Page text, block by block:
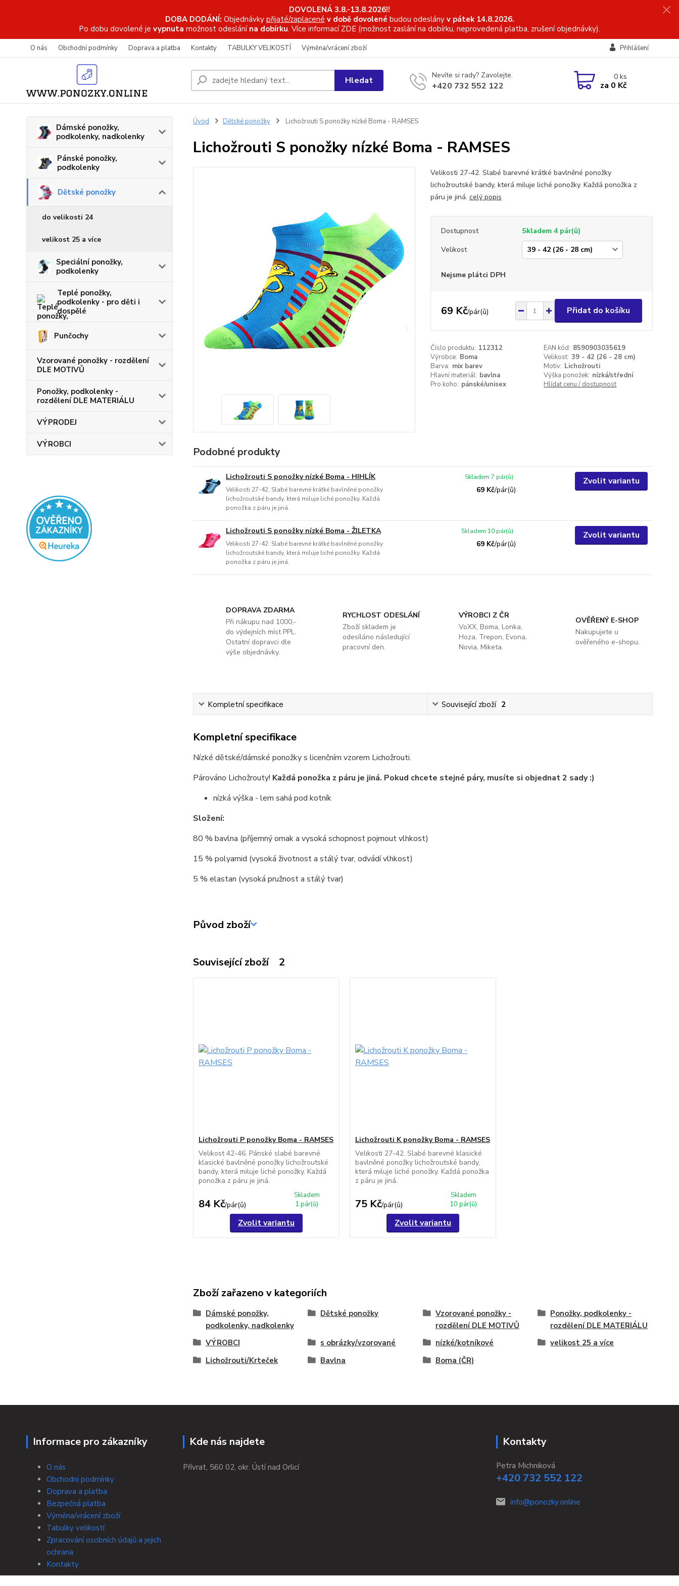
DOVOLENÁ 3.8.-13.8.2026!!
DOBA DODÁNÍ: Objednávky přijaté/zaplacené v době dovolené budou odeslány v pátek 14.8.2026.
Po dobu dovolené je vypnuta možnost odeslání na dobírku. Více informací ZDE (možnost zaslání na dobírku, neprovedená platba, zrušení objednávky).
O nás Obchodní podmínky Doprava a platba Kontakty TABULKY VELIKOSTÍ Výměna/vrácení zboží Přihlášení
Hledat Nevíte si rady? Zavolejte.
+420 732 552 122
0ks
za 0 Kč
Dámské ponožky,
podkolenky, nadkolenky
Pánské ponožky,
podkolenky
Dětské ponožky
do velikosti 24
velikost 25 a více
Speciální ponožky,
podkolenky
Teplé ponožky,
podkolenky - pro děti i
dospělé
Punčochy
Vzorované ponožky - rozdělení
DLE MOTIVŮ
Ponožky, podkolenky -
rozdělení DLE MATERIÁLU
VÝPRODEJ
VÝROBCI
Úvod Dětské ponožky Lichožrouti S ponožky nízké Boma - RAMSES
Lichožrouti S ponožky nízké Boma - RAMSES
Velikosti 27-42. Slabé barevné krátké bavlněné ponožky
lichožroutské bandy, která miluje liché ponožky. Každá ponožka z
páru je jiná. celý popis
Dostupnost
Skladem 4 pár(ů)
Velikost
Nejsme plátci DPH
69 Kč/pár(ů) Přidat do košíku
Číslo produktu: 112312 EAN kód: 8590903035619
Výrobce: Boma Velikost: 39 - 42 (26 - 28 cm)
Barva: mix barev Motiv: Lichožrouti
Hlavní materiál: bavlna Výška ponožek: nízká/střední
Pro koho: pánské/unisex Hlídat cenu / dostupnost
Podobné produkty
Lichožrouti S ponožky nízké Boma - HIHLÍK
Velikosti 27-42. Slabé barevné krátké bavlněné ponožky
lichožroutské bandy, která miluje liché ponožky. Každá
ponožka z páru je jiná.
69 Kč/pár(ů)
Skladem 7 pár(ů) Zvolit variantu
Lichožrouti S ponožky nízké Boma - ŽILETKA
Velikosti 27-42. Slabé barevné krátké bavlněné ponožky
lichožroutské bandy, která miluje liché ponožky. Každá
ponožka z páru je jiná.
69 Kč/pár(ů)
Skladem 10 pár(ů) Zvolit variantu
DOPRAVA ZDARMA
Při nákupu nad 1000,-
do výdejních míst PPL.
Ostatní dopravci dle
výše objednávky.
RYCHLOST ODESLÁNÍ
Zboží skladem je
odesíláno následující
pracovní den.
VÝROBCI Z ČR
VoXX, Boma, Lonka,
Hoza, Trepon, Evona,
Novia, Miketa.
OVĚŘENÝ E-SHOP
Nakupujete u
ověřeného e-shopu.
Kompletní specifikace Související zboží 2
Kompletní specifikace
Nízké dětské/dámské ponožky s licenčním vzorem Lichožrouti.
Párováno Lichožrouty! Každá ponožka z páru je jiná. Pokud chcete stejné páry, musíte si objednat 2 sady :)
nízká výška - lem sahá pod kotník
Složení:
80 % bavlna (příjemný omak a vysoká schopnost pojmout vlhkost)
15 % polyamid (vysoká životnost a stálý tvar, odvádí vlhkost)
5 % elastan (vysoká pružnost a stálý tvar)
Původ zboží
Související zboží 2
Lichožrouti P ponožky Boma - RAMSES
Velikost 42-46. Pánské slabé barevné
klasické bavlněné ponožky lichožroutské
bandy, která miluje liché ponožky. Každá
ponožka z páru je jiná.
84 Kč/pár(ů)
Skladem
1 pár(ů)
Zvolit variantu
Lichožrouti K ponožky Boma - RAMSES
Velikosti 27-42. Slabé barevné klasické
bavlněné ponožky lichožroutské bandy,
která miluje liché ponožky. Každá ponožka
z páru je jiná.
75 Kč/pár(ů)
Skladem
10 pár(ů)
Zvolit variantu
Zboží zařazeno v kategoriích
Dámské ponožky,
podkolenky, nadkolenky
Dětské ponožky
Vzorované ponožky -
rozdělení DLE MOTIVŮ
Ponožky, podkolenky -
rozdělení DLE MATERIÁLU
VÝROBCI
s obrázky/vzorované nízké/kotníkové
velikost 25 a více
Lichožrouti/Krteček
Bavlna Boma (ČR)
Informace pro zákazníky
O nás
Obchodní podmínky
Doprava a platba
Bezpečná platba
Výměna/vrácení zboží
Tabulky velikostí
Zpracování osobních údajů a jejich
ochrana
Kontakty
Kde nás najdete
Přívrat, 560 02, okr. Ústí nad Orlicí
Kontakty
Petra Michniková
+420 732 552 122
info@ponozky.online